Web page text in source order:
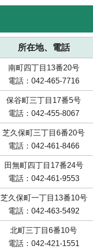
所在地、電話
南町四丁目13番20号
電話：042-465-7716
保谷町三丁目17番5号
電話：042-455-8067
芝久保町三丁目6番20号
電話：042-461-8466
田無町四丁目17番24号
電話：042-461-9553
芝久保町一丁目13番10号
電話：042-463-5492
北町三丁目6番10号
電話：042-421-1551